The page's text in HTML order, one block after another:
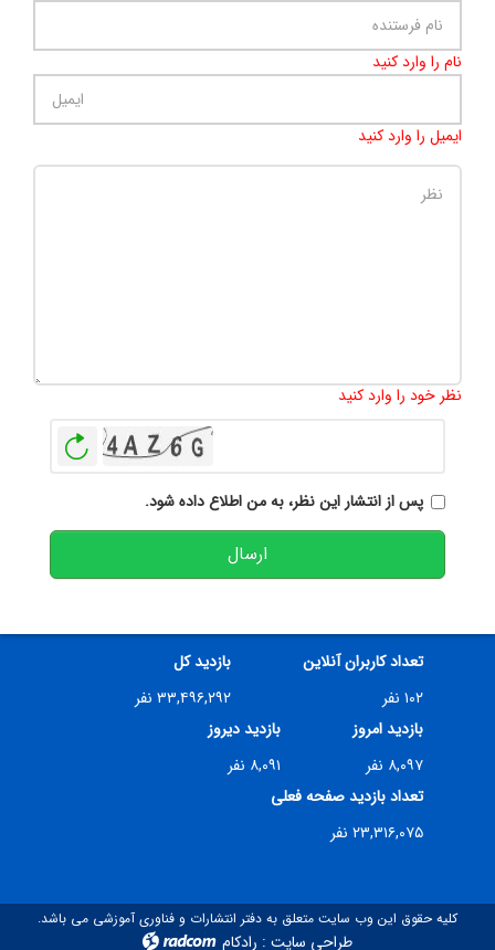
نام را وارد کنید
ایمیل را وارد کنید
نظر خود را وارد کنید
پس از انتشار این نظر، به من اطلاع داده شود.
ارسال
تعداد کاربران آنلاین
۱۰۲ نفر
بازدید کل
۳۳,۴۹۶,۲۹۲ نفر
بازدید امروز
۸,۰۹۷ نفر
بازدید دیروز
۸,۰۹۱ نفر
تعداد بازدید صفحه فعلی
۲۳,۳۱۶,۰۷۵ نفر
کلیه حقوق این وب سایت متعلق به دفتر انتشارات و فناوری آموزشی می باشد.
طراحی سایت : رادکام radcom